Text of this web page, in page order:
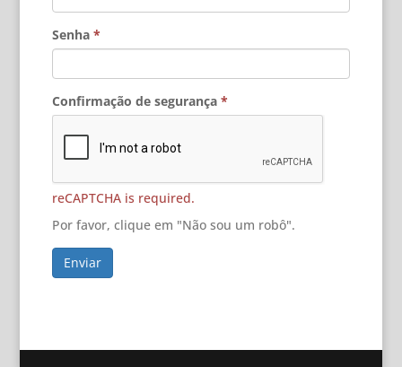
Senha *
Confirmação de segurança *
reCAPTCHA is required.
Por favor, clique em "Não sou um robô".
Enviar